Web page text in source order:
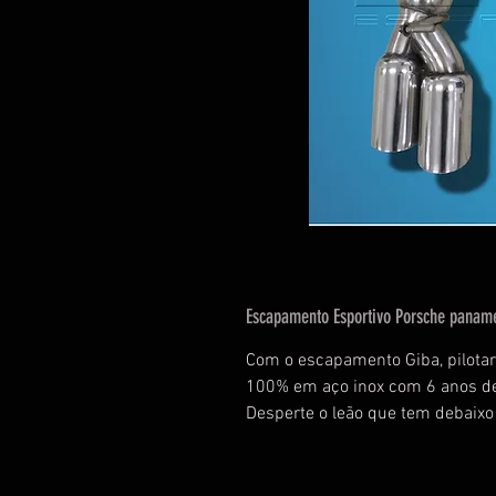
Escapamento Esportivo Porsche
Com o escapamento Giba,
100% em aço inox com 6 anos
Desperte o leão que tem